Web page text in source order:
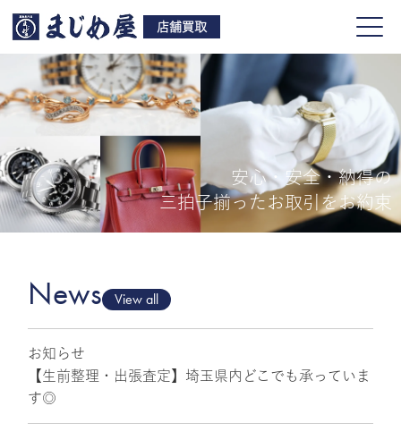
店舗買取
買取品目
店舗一覧
安心・安全・納得の
三拍子揃ったお取引をお約束
News View all
お知らせ
【生前整理・出張査定】埼玉県内どこでも承っていま
す◎